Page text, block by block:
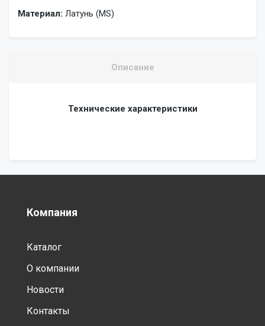
Материал: Латунь (MS)
Описание
Технические характеристики
Компания
Каталог
О компании
Новости
Контакты